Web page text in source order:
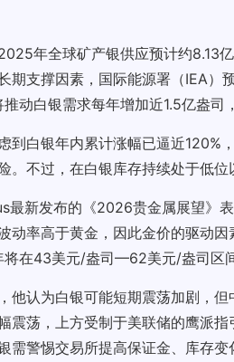
年全球矿产银供应预计约8.13
期支撑因素，国际能源署（IEA
动白银需求每年增加近1.5亿盎司
到白银年内累计涨幅已逼近
。不过，在白银库存持续处于低
最新发布的《2026贵金属展望》
动率高于黄金，因此金价的驱
在43美元/盎司—62美元/盎司区间
他认为白银可能短期震荡加剧，
震荡，上方受制于美联储的鹰派
需警惕交易所提高保证金、库存